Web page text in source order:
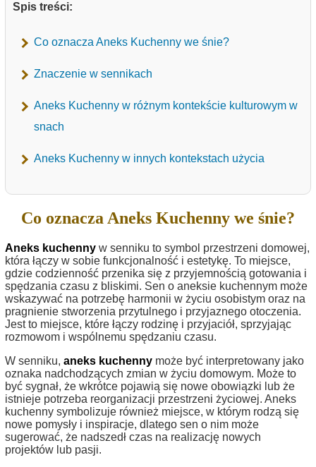
Spis treści:
Co oznacza Aneks Kuchenny we śnie?
Znaczenie w sennikach
Aneks Kuchenny w różnym kontekście kulturowym w
snach
Aneks Kuchenny w innych kontekstach użycia
Co oznacza Aneks Kuchenny we śnie?
Aneks kuchenny w senniku to symbol przestrzeni domowej,
która łączy w sobie funkcjonalność i estetykę. To miejsce,
gdzie codzienność przenika się z przyjemnością gotowania i
spędzania czasu z bliskimi. Sen o aneksie kuchennym może
wskazywać na potrzebę harmonii w życiu osobistym oraz na
pragnienie stworzenia przytulnego i przyjaznego otoczenia.
Jest to miejsce, które łączy rodzinę i przyjaciół, sprzyjając
rozmowom i wspólnemu spędzaniu czasu.
W senniku, aneks kuchenny może być interpretowany jako
oznaka nadchodzących zmian w życiu domowym. Może to
być sygnał, że wkrótce pojawią się nowe obowiązki lub że
istnieje potrzeba reorganizacji przestrzeni życiowej. Aneks
kuchenny symbolizuje również miejsce, w którym rodzą się
nowe pomysły i inspiracje, dlatego sen o nim może
sugerować, że nadszedł czas na realizację nowych
projektów lub pasji.